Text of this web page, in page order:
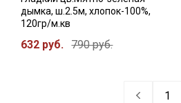
дымка, ш.2.5м, хлопок-100%,
120гр/м.кв
632 руб. 790 руб.
1